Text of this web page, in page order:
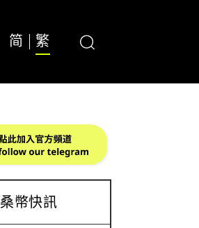
简 繁
桑幣快訊